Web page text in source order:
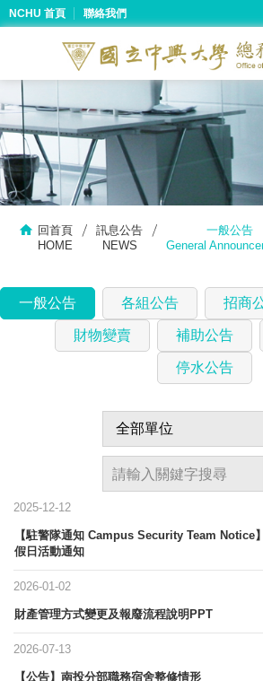
NCHU 首頁 聯絡我們
回首頁
HOME
訊息公告
NEWS
一般公告
General
一般公告 各組公告 招商
財物變賣 補助公告
停水公告
2025-12-12
【駐警隊通知 Campus Security Team Notice
假日活動通知
2026-01-02
財產管理方式變更及報廢流程說明PPT
2026-07-13
【公告】南投分部職務宿舍整修情形